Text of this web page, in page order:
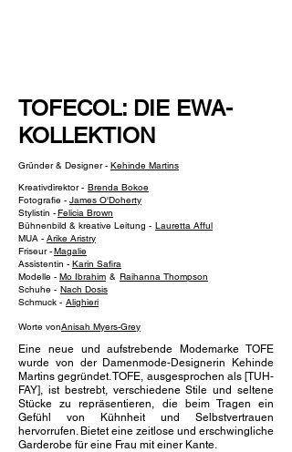
TOFECOL: DIE EWA-
KOLLEKTION
Gründer & Designer - Kehinde Martins
Kreativdirektor - Brenda Bokoe
Fotografie - James O'Doherty
Stylistin -Felicia Brown
Bühnenbild & kreative Leitung - Lauretta Afful
MUA - Arike Aristry
Friseur -Magalie
Assistentin - Karin Safira
Modelle - Mo Ibrahim & Raihanna Thompson
Schuhe - Nach Dosis
Schmuck - Alighieri
Worte vonAnisah Myers-Grey
Eine neue und aufstrebende Modemarke TOFE
wurde von der Damenmode-Designerin Kehinde
Martins gegründet. TOFE, ausgesprochen als [TUH-
FAY], ist bestrebt, verschiedene Stile und seltene
Stücke zu repräsentieren, die beim Tragen ein
Gefühl von Kühnheit und Selbstvertrauen
hervorrufen. Bietet eine zeitlose und erschwingliche
Garderobe für eine Frau mit einer Kante.